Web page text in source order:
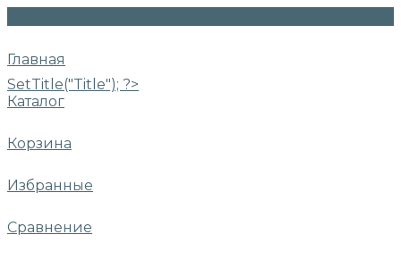
Главная
SetTitle("Title"); ?>
Каталог
Корзина
Избранные
Сравнение